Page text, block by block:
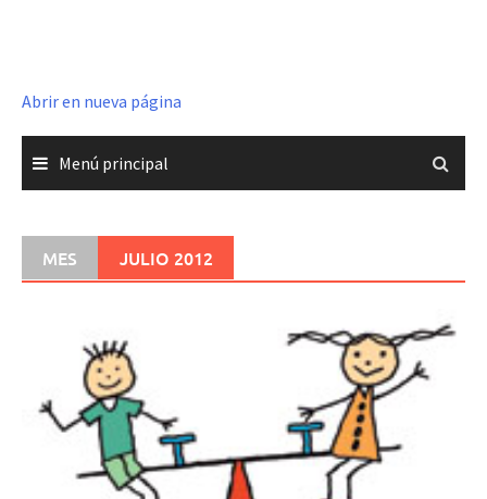
Abrir en nueva página
Menú principal
MES JULIO 2012